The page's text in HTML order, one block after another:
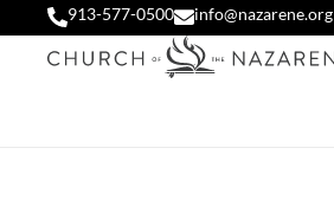
913-577-0500 info@nazarene.org